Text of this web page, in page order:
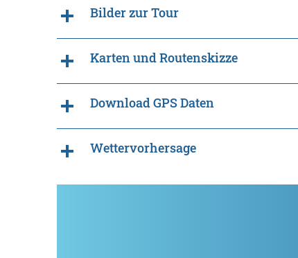
Bilder zur Tour
Karten und Routenskizze
Download GPS Daten
Wettervorhersage